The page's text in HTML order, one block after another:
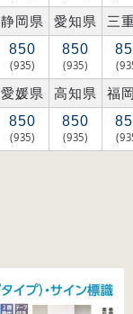
静岡県 愛知県 三
850
(935)
850
(935)
愛媛県 高知県 福
850
(935)
850
(935)